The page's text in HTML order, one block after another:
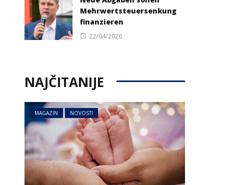
Mehrwertsteuersenkung
finanzieren
Posted
22/04/2026
NAJČITANIJE
MAGAZIN NOVOSTI